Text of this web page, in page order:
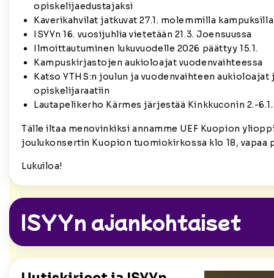
opiskelijaedustajaksi
Kaverikahvilat jatkuvat 27.1. molemmilla kampuksilla
ISYYn 16. vuosijuhlia vietetään 21.3. Joensuussa
Ilmoittautuminen lukuvuodelle 2026 päättyy 15.1.
Kampuskirjastojen aukioloajat vuodenvaihteessa
Katso YTHS:n joulun ja vuodenvaihteen aukioloajat
opiskelijaraatiin
Lautapelikerho Kärmes järjestää Kinkkuconin 2.-
Tälle iltaa menovinkiksi annamme UEF Kuopion
joulukonsertin Kuopion tuomiokirkossa klo 18, vapaa
Lukuiloa!
ISYYn ajankohtaiset